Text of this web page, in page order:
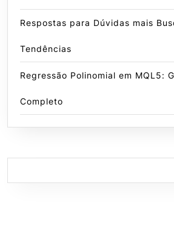
Respostas para Dúvidas mais
Tendências
Regressão Polinomial em MQL5:
Completo